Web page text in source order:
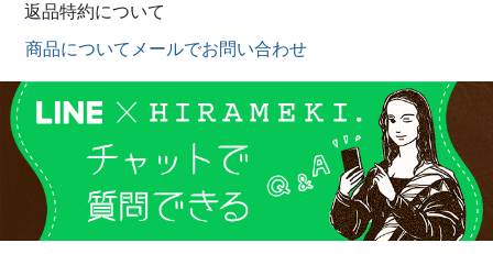
返品特約について
商品についてメールでお問い合わせ